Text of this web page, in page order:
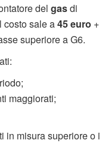
delgasdi
costo sale a45 euro +
superiore a G6.
maggiorati;
in misura superiore o i